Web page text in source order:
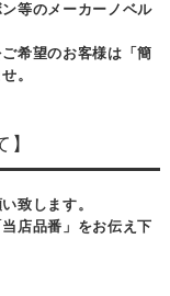
等のメーカーノベル
希望のお客様は「簡
。
】
致します。
店品番」をお伝え下